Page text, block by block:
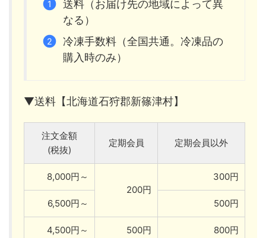
送料（お届け先の地域によって異
なる）
冷凍手数料（全国共通。冷凍品の
購入時のみ）
▼送料【北海道石狩郡新篠津村】
注文金額
(税抜)
定期会員 定期会員以外
8,000円～
200円
300円
6,500円～ 500円
4,500円～ 500円 800円